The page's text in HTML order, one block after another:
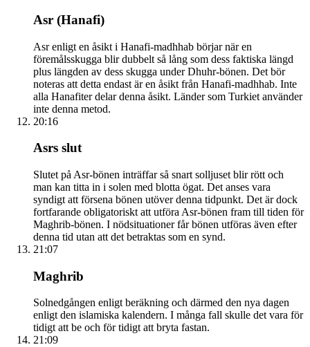
Asr (Hanafi)
Asr enligt en åsikt i Hanafi-madhhab börjar när en
föremålsskugga blir dubbelt så lång som dess faktiska längd
plus längden av dess skugga under Dhuhr-bönen. Det bör
noteras att detta endast är en åsikt från Hanafi-madhhab. Inte
alla Hanafiter delar denna åsikt. Länder som Turkiet använder
inte denna metod.
20:16
Asrs slut
Slutet på Asr-bönen inträffar så snart solljuset blir rött och
man kan titta in i solen med blotta ögat. Det anses vara
syndigt att försena bönen utöver denna tidpunkt. Det är dock
fortfarande obligatoriskt att utföra Asr-bönen fram till tiden för
Maghrib-bönen. I nödsituationer får bönen utföras även efter
denna tid utan att det betraktas som en synd.
21:07
Maghrib
Solnedgången enligt beräkning och därmed den nya dagen
enligt den islamiska kalendern. I många fall skulle det vara för
tidigt att be och för tidigt att bryta fastan.
21:09